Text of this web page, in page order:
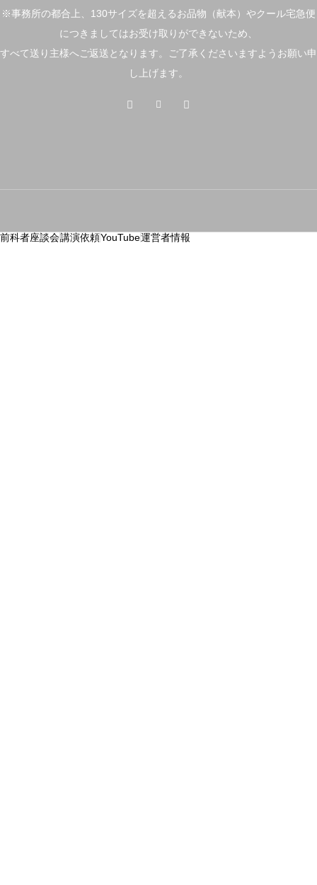
※事務所の都合上、130サイズを超えるお品物（献本）やクール宅急便
につきましてはお受け取りができないため、
すべて送り主様へご返送となります。ご了承くださいますようお願い申
し上げます。
前科者座談会講演依頼YouTube運営者情報